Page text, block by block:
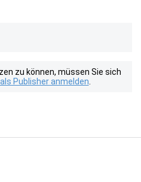
zu können, müssen Sie sich
als Publisher anmelden